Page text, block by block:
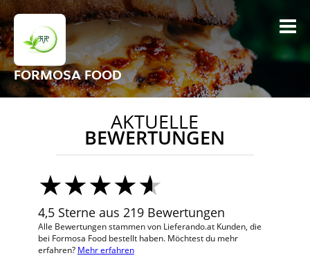
FORMOSA FOOD
AKTUELLE
BEWERTUNGEN
4,5 Sterne aus 219 Bewertungen
Alle Bewertungen stammen von Lieferando.at Kunden, die
bei Formosa Food bestellt haben. Möchtest du mehr
erfahren? Mehr erfahren